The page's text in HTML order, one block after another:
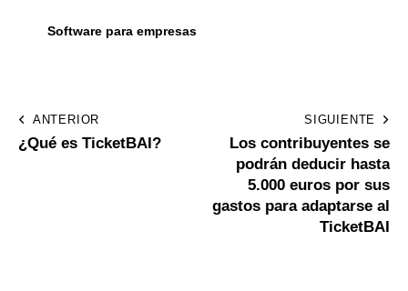
Software para empresas
ANTERIOR
¿Qué es TicketBAI?
SIGUIENTE
Los contribuyentes se
podrán deducir hasta
5.000 euros por sus
gastos para adaptarse al
TicketBAI